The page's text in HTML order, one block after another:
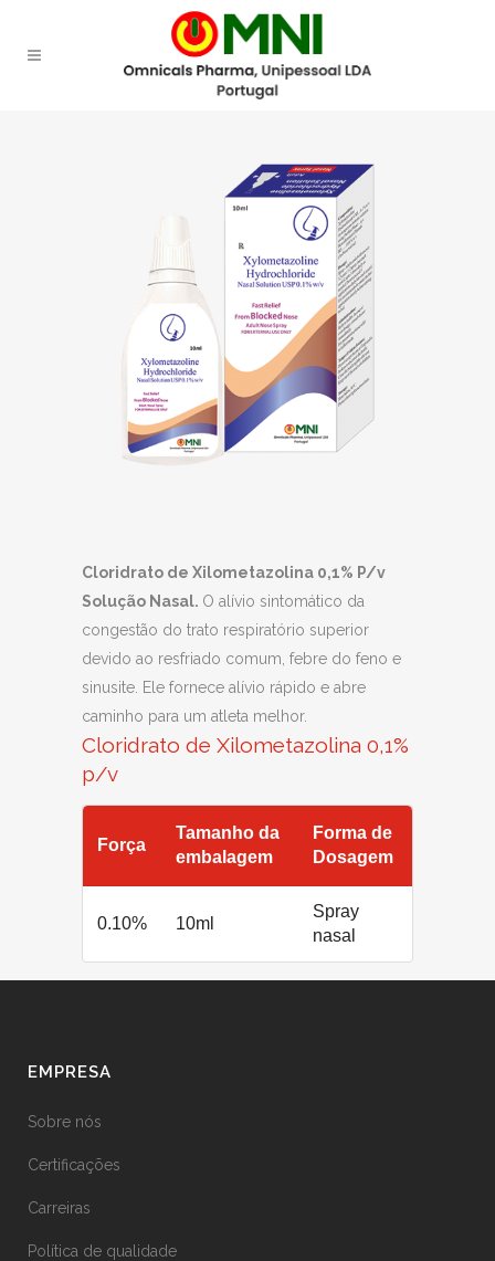
Cloridrato de Xilometazolina 0,1% P/v
Solução Nasal. O alívio sintomático da
congestão do trato respiratório superior
devido ao resfriado comum, febre do feno e
sinusite. Ele fornece alívio rápido e abre
caminho para um atleta melhor.
Cloridrato de Xilometazolina 0,1%
p/v
Força
Tamanho da
embalagem
Forma de
Dosagem
0.10% 10ml
Spray
nasal
EMPRESA
Sobre nós
Certificações
Carreiras
Política de qualidade